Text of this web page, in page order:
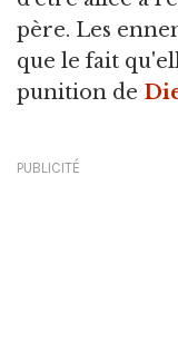
père. Les
que le fait
punition de
PUBLICITÉ